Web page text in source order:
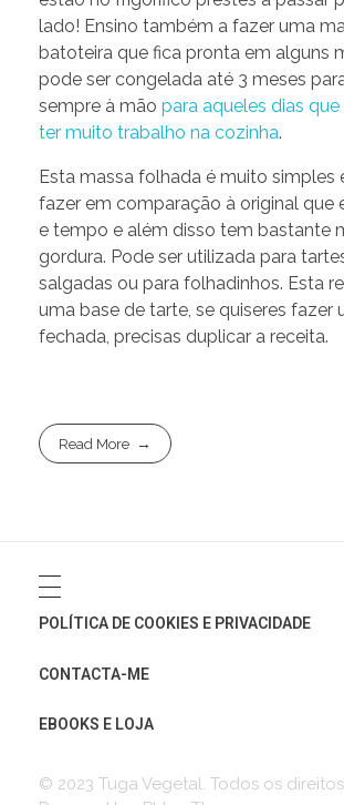
lado! Ensino também a fazer uma
batoteira que fica pronta em alguns
pode ser congelada até 3 meses
sempre à mão para aqueles dias
ter muito trabalho na cozinha.
Esta massa folhada é muito simples
fazer em comparação à original que
e tempo e além disso tem bastante
gordura. Pode ser utilizada para
salgadas ou para folhadinhos. Esta
uma base de tarte, se quiseres fazer
fechada, precisas duplicar a receita.
Read More
POLÍTICA DE COOKIES E PRIVACIDADE
CONTACTA-ME
EBOOKS E LOJA
© 2023 Tuga Vegetal. Todos os